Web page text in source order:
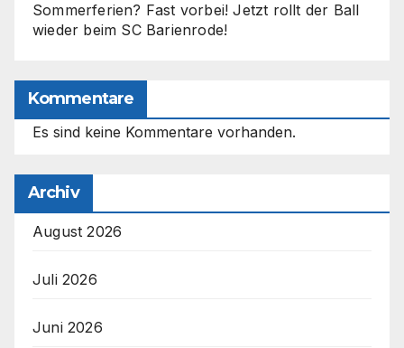
Sommerferien? Fast vorbei! Jetzt rollt der Ball
wieder beim SC Barienrode!
Kommentare
Es sind keine Kommentare vorhanden.
Archiv
August 2026
Juli 2026
Juni 2026